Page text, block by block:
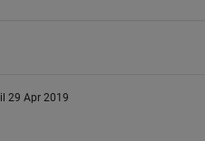
il 29 Apr 2019